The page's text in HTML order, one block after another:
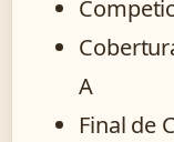
A
Final de